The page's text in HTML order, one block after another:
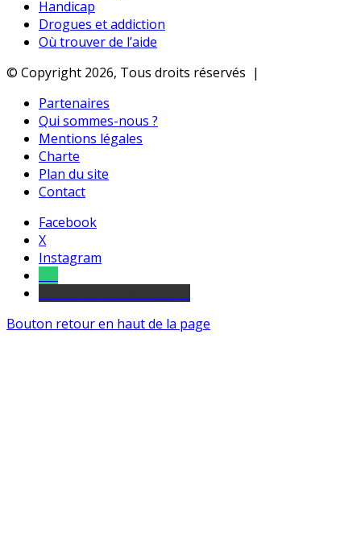
Handicap
Drogues et addiction
Où trouver de l’aide
© Copyright 2026, Tous droits réservés |
Partenaires
Qui sommes-nous ?
Mentions légales
Charte
Plan du site
Contact
Facebook
X
Instagram
Bouton retour en haut de la page